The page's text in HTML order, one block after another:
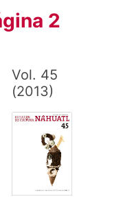
2
Vol. 45
(2013)